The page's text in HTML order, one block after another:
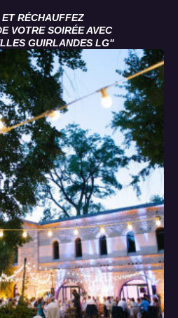
RÉCHAUFFEZ
VOTRE SOIRÉE AVEC
GUIRLANDES LG"